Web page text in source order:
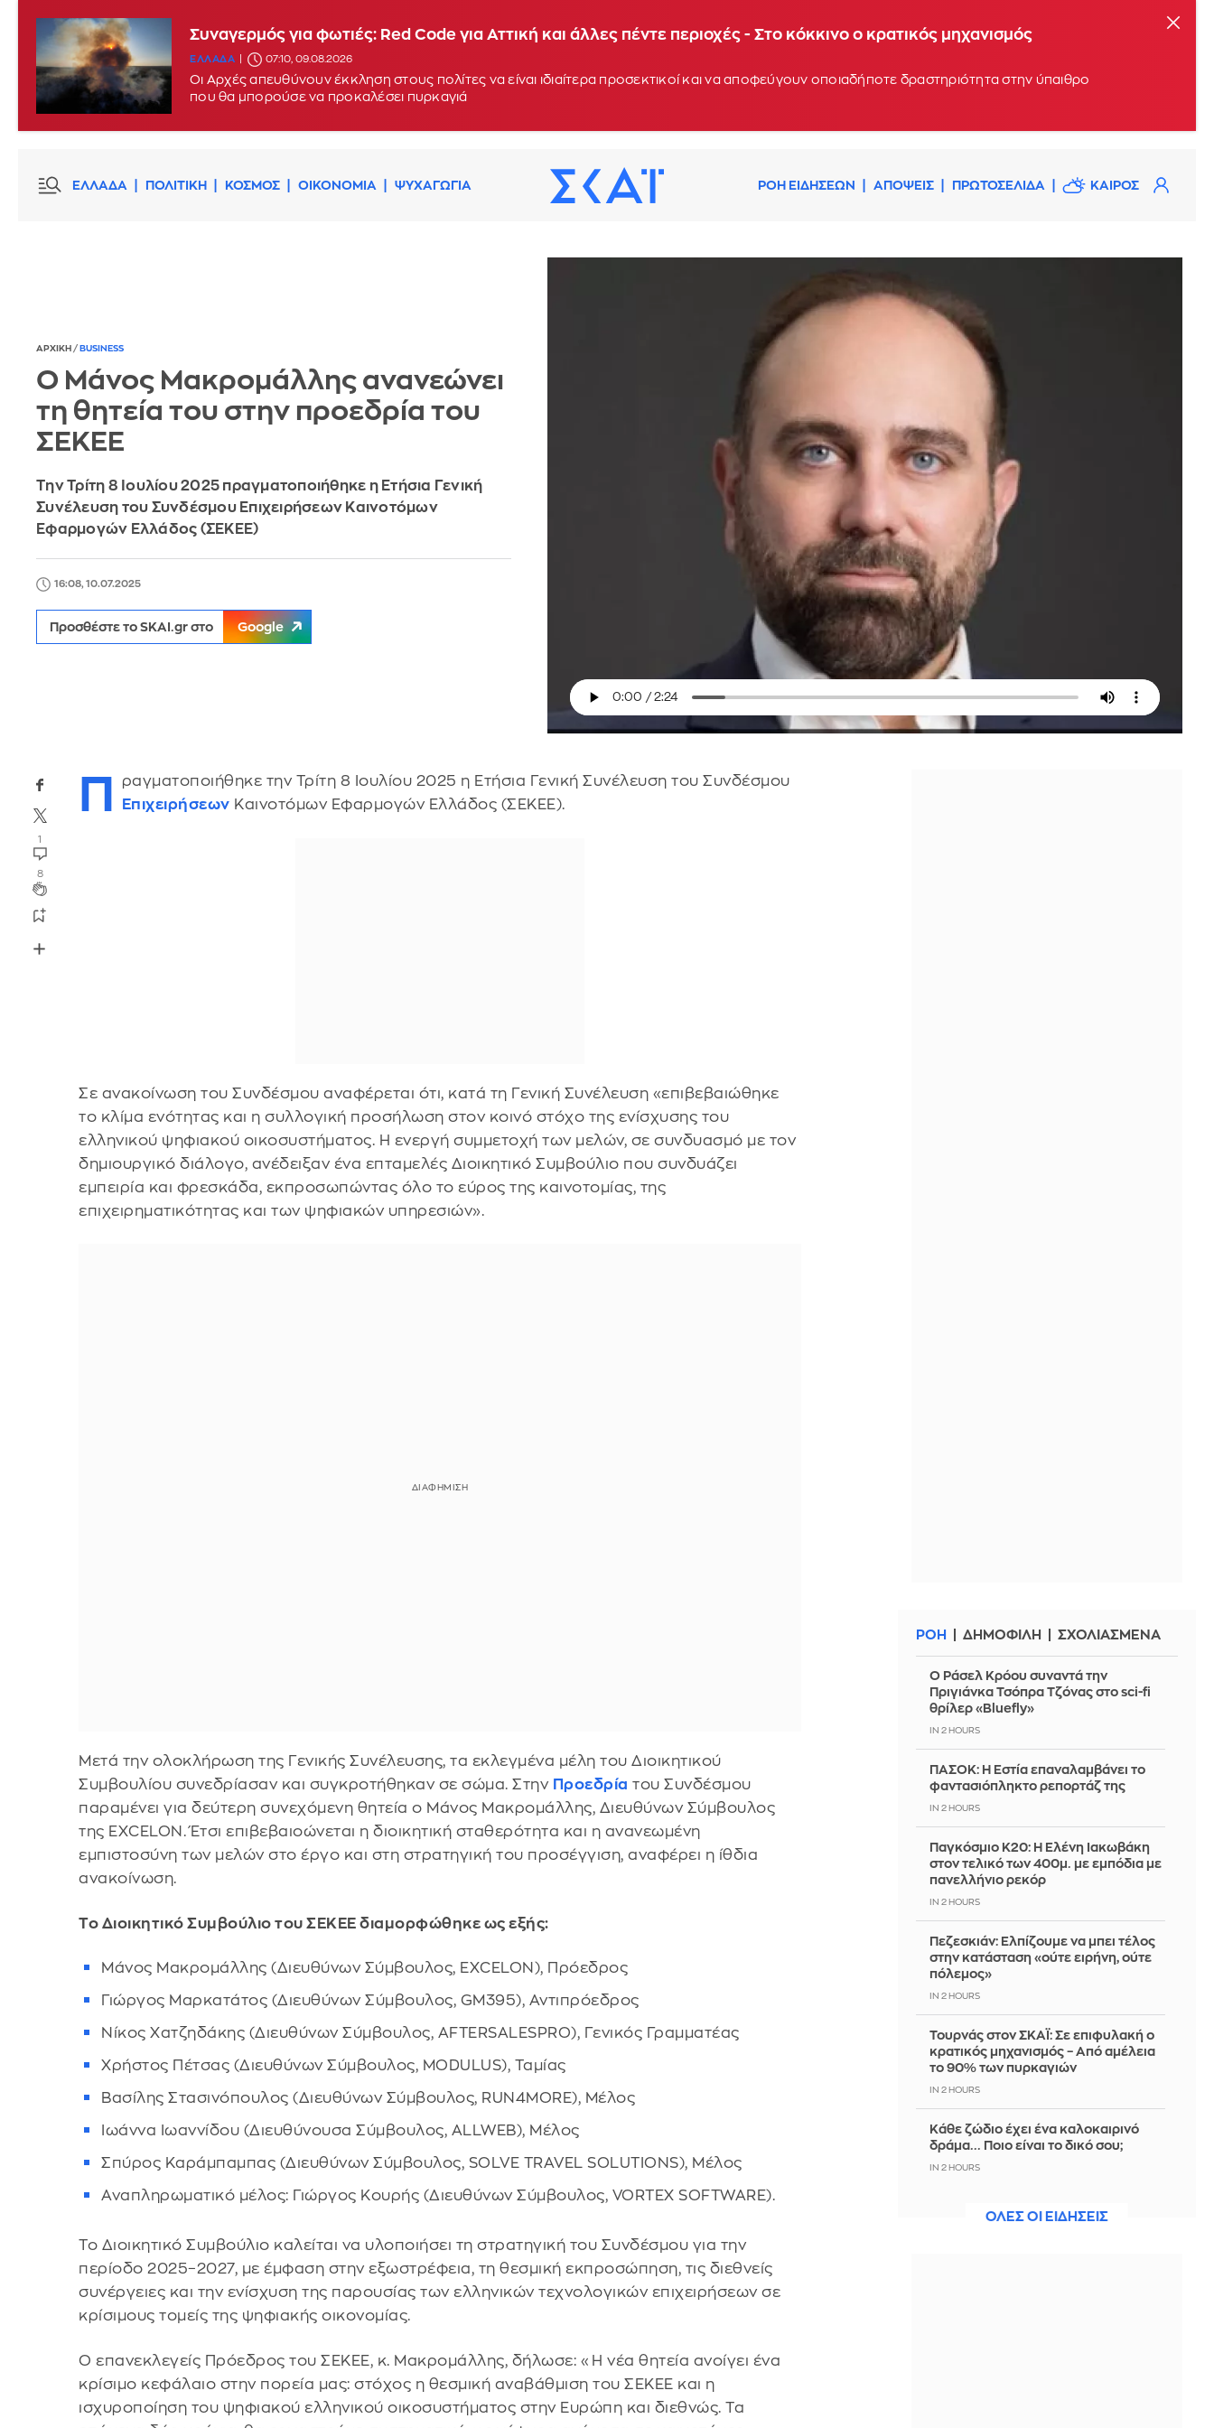
Συναγερμός για φωτιές: Red Code για Αττική και άλλες πέντε περιοχές - Στο κόκκινο ο κρατικός μηχανισμός
ΕΛΛΑΔΑ 07:10, 09.08.2026
Οι Αρχές απευθύνουν έκκληση στους πολίτες να είναι ιδιαίτερα προσεκτικοί και να αποφεύγουν οποιαδήποτε δραστηριότητα στην ύπαιθρο
που θα μπορούσε να προκαλέσει πυρκαγιά
ΕΛΛΑΔΑ ΠΟΛΙΤΙΚΗ ΚΟΣΜΟΣ ΟΙΚΟΝΟΜΙΑ ΨΥΧΑΓΩΓΙΑ ΡΟΗ ΕΙΔΗΣΕΩΝ ΑΠΟΨΕΙΣ ΠΡΩΤΟΣΕΛΙΔΑ ΚΑΙΡΟΣ
ΑΡΧΙΚΗ / BUSINESS
Ο Μάνος Μακρομάλλης ανανεώνει
τη θητεία του στην προεδρία του
ΣΕΚΕΕ
Την Τρίτη 8 Ιουλίου 2025 πραγματοποιήθηκε η Ετήσια Γενική
Συνέλευση του Συνδέσμου Επιχειρήσεων Καινοτόμων
Εφαρμογών Ελλάδος (ΣΕΚΕΕ)
16:08, 10.07.2025
Προσθέστε το SKAI.gr στο Google
1
8
Π
ραγματοποιήθηκε την Τρίτη 8 Ιουλίου 2025 η Ετήσια Γενική Συνέλευση του Συνδέσμου
Επιχειρήσεων Καινοτόμων Εφαρμογών Ελλάδος (ΣΕΚΕΕ).
Σε ανακοίνωση του Συνδέσμου αναφέρεται ότι, κατά τη Γενική Συνέλευση «επιβεβαιώθηκε
το κλίμα ενότητας και η συλλογική προσήλωση στον κοινό στόχο της ενίσχυσης του
ελληνικού ψηφιακού οικοσυστήματος. Η ενεργή συμμετοχή των μελών, σε συνδυασμό με τον
δημιουργικό διάλογο, ανέδειξαν ένα επταμελές Διοικητικό Συμβούλιο που συνδυάζει
εμπειρία και φρεσκάδα, εκπροσωπώντας όλο το εύρος της καινοτομίας, της
επιχειρηματικότητας και των ψηφιακών υπηρεσιών».
Μετά την ολοκλήρωση της Γενικής Συνέλευσης, τα εκλεγμένα μέλη του Διοικητικού
Συμβουλίου συνεδρίασαν και συγκροτήθηκαν σε σώμα. Στην Προεδρία του Συνδέσμου
παραμένει για δεύτερη συνεχόμενη θητεία ο Μάνος Μακρομάλλης, Διευθύνων Σύμβουλος
της EXCELON. Έτσι επιβεβαιοώνεται η διοικητική σταθερότητα και η ανανεωμένη
εμπιστοσύνη των μελών στο έργο και στη στρατηγική του προσέγγιση, αναφέρει η ίθδια
ανακοίνωση.
Το Διοικητικό Συμβούλιο του ΣΕΚΕΕ διαμορφώθηκε ως εξής:
Μάνος Μακρομάλλης (Διευθύνων Σύμβουλος, EXCELON), Πρόεδρος
Γιώργος Μαρκατάτος (Διευθύνων Σύμβουλος, GM395), Αντιπρόεδρος
Νίκος Χατζηδάκης (Διευθύνων Σύμβουλος, AFTERSALESPRO), Γενικός Γραμματέας
Χρήστος Πέτσας (Διευθύνων Σύμβουλος, MODULUS), Ταμίας
Βασίλης Στασινόπουλος (Διευθύνων Σύμβουλος, RUN4MORE), Μέλος
Ιωάννα Ιωαννίδου (Διευθύνουσα Σύμβουλος, ALLWEB), Μέλος
Σπύρος Καράμπαμπας (Διευθύνων Σύμβουλος, SOLVE TRAVEL SOLUTIONS), Μέλος
Αναπληρωματικό μέλος: Γιώργος Κουρής (Διευθύνων Σύμβουλος, VORTEX SOFTWARE).
Το Διοικητικό Συμβούλιο καλείται να υλοποιήσει τη στρατηγική του Συνδέσμου για την
περίοδο 2025–2027, με έμφαση στην εξωστρέφεια, τη θεσμική εκπροσώπηση, τις διεθνείς
συνέργειες και την ενίσχυση της παρουσίας των ελληνικών τεχνολογικών επιχειρήσεων σε
κρίσιμους τομείς της ψηφιακής οικονομίας.
Ο επανεκλεγείς Πρόεδρος του ΣΕΚΕΕ, κ. Μακρομάλλης, δήλωσε: «Η νέα θητεία ανοίγει ένα
κρίσιμο κεφάλαιο στην πορεία μας: στόχος η θεσμική αναβάθμιση του ΣΕΚΕΕ και η
ισχυροποίηση του ψηφιακού ελληνικού οικοσυστήματος στην Ευρώπη και διεθνώς. Τα
ΡΟΗ ΔΗΜΟΦΙΛΗ ΣΧΟΛΙΑΣΜΕΝΑ
Ο Ράσελ Κρόου συναντά την
Πριγιάνκα Τσόπρα Τζόνας στο sci-fi
θρίλερ «Bluefly»
IN 2 HOURS
ΠΑΣΟΚ: Η Εστία επαναλαμβάνει το
φαντασιόπληκτο ρεπορτάζ της
IN 2 HOURS
Παγκόσμιο Κ20: Η Ελένη Ιακωβάκη
στον τελικό των 400μ. με εμπόδια με
πανελλήνιο ρεκόρ
IN 2 HOURS
Πεζεσκιάν: Ελπίζουμε να μπει τέλος
στην κατάσταση «ούτε ειρήνη, ούτε
πόλεμος»
IN 2 HOURS
Τουρνάς στον ΣΚΑΪ: Σε επιφυλακή ο
κρατικός μηχανισμός – Από αμέλεια
το 90% των πυρκαγιών
IN 2 HOURS
Κάθε ζώδιο έχει ένα καλοκαιρινό
δράμα... Ποιο είναι το δικό σου;
IN 2 HOURS
για την Ιουλιάννα Ρούσσου στα 800
ΟΛΕΣ ΟΙ ΕΙΔΗΣΕΙΣ